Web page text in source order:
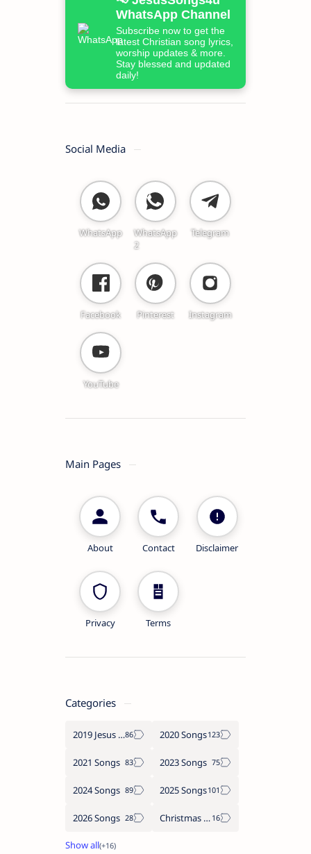
WhatsApp Channel
Subscribe now to get the
latest Christian song lyrics,
worship updates & more.
Stay blessed and updated
daily!
Social Media
WhatsApp
WhatsApp
2
Telegram
Facebook Pinterest Instagram
YouTube
Main Pages
About Contact Disclaimer
Privacy Terms
Categories
2019 Jesus songs 2020 Songs
2021 Songs 2023 Songs
2024 Songs 2025 Songs
2026 Songs Christmas Songs